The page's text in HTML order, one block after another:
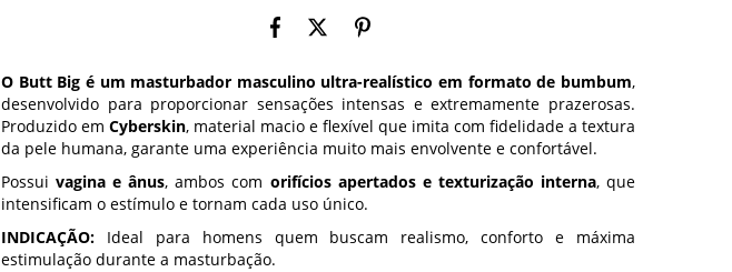
O Butt Big é um masturbador masculino ultra-realístico em formato de bumbum,
desenvolvido para proporcionar sensações intensas e extremamente prazerosas.
Produzido em Cyberskin, material macio e flexível que imita com fidelidade a textura
da pele humana, garante uma experiência muito mais envolvente e confortável.
Possuivagina e ânus, ambos com orifícios apertados e texturização interna, que
intensificam o estímulo e tornam cada uso único.
INDICAÇÃO: Ideal para homens quem buscam realismo, conforto e máxima
estimulação durante a masturbação.